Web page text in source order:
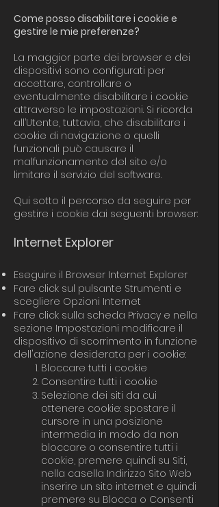
Come posso disabilitare i cookie e
gestire le mie preferenze?​
La maggior parte dei browser e dei
dispositivi sono configurati per
accettare, controllare o
eventualmente disabilitare i cookie
attraverso le impostazioni. Si ricorda
all’Utente, tuttavia, che disabilitare i
cookie di navigazione o quelli
funzionali può causare il
malfunzionamento del sito e/o
limitare il servizio del software.​
Qui sotto il percorso da seguire per
gestire i cookie dai seguenti browser:​
Internet Explorer
Eseguire il Browser Internet Explorer
Fare click sul pulsante Strumenti e
scegliere Opzioni Internet
Fare click sulla scheda Privacy e nella
sezione Impostazioni modificare il
dispositivo di scorrimento in funzione
dell'azione desiderata per i cookie:
Bloccare tutti i cookie
Consentire tutti i cookie
Selezione dei siti da cui
ottenere cookie: spostare il
cursore in una posizione
intermedia in modo da non
bloccare o consentire tutti i
cookie, premere quindi su Siti,
nella casella Indirizzo Sito Web
inserire un sito internet e quindi
premere su Blocca o Consenti